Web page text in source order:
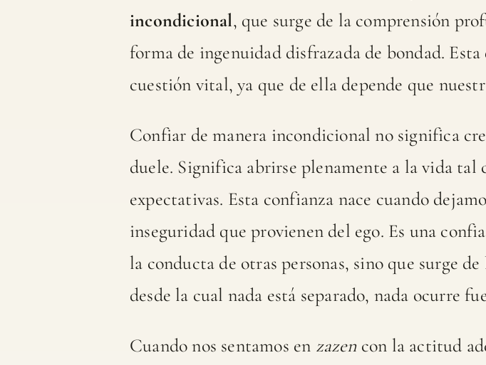
incondicional, que surge de la comprensión
forma de ingenuidad disfrazada de bondad.
cuestión vital, ya que de ella depende que
Confiar de manera incondicional no significa
duele. Significa abrirse plenamente a la vida tal
expectativas. Esta confianza nace cuando
inseguridad que provienen del ego. Es una
la conducta de otras personas, sino que surge
desde la cual nada está separado, nada ocurre
Cuando nos sentamos en zazencon la actitud